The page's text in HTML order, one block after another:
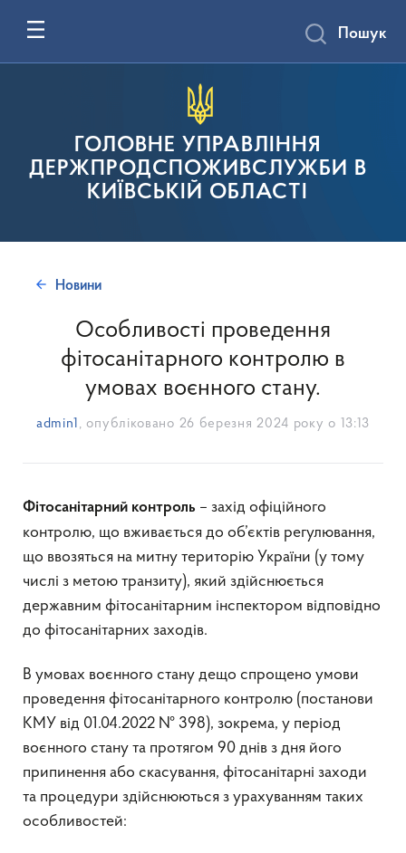
ГОЛОВНЕ УПРАВЛІННЯ
ДЕРЖПРОДСПОЖИВСЛУЖБИ В
КИЇВСЬКІЙ ОБЛАСТІ
Пошук
Новини
Особливості проведення
фітосанітарного контролю в
умовах воєнного стану.
admin1 , опубліковано 26 березня 2024 року о 13:13
Фітосанітарний контроль – захід офіційного
контролю, що вживається до об’єктів регулювання,
що ввозяться на митну територію України (у тому
числі з метою транзиту), який здійснюється
державним фітосанітарним інспектором відповідно
до фітосанітарних заходів.
В умовах воєнного стану дещо спрощено умови
проведення фітосанітарного контролю (постанови
КМУ від 01.04.2022 № 398), зокрема, у період
воєнного стану та протягом 90 днів з дня його
припинення або скасування, фітосанітарні заходи
та процедури здійснюються з урахуванням таких
особливостей: